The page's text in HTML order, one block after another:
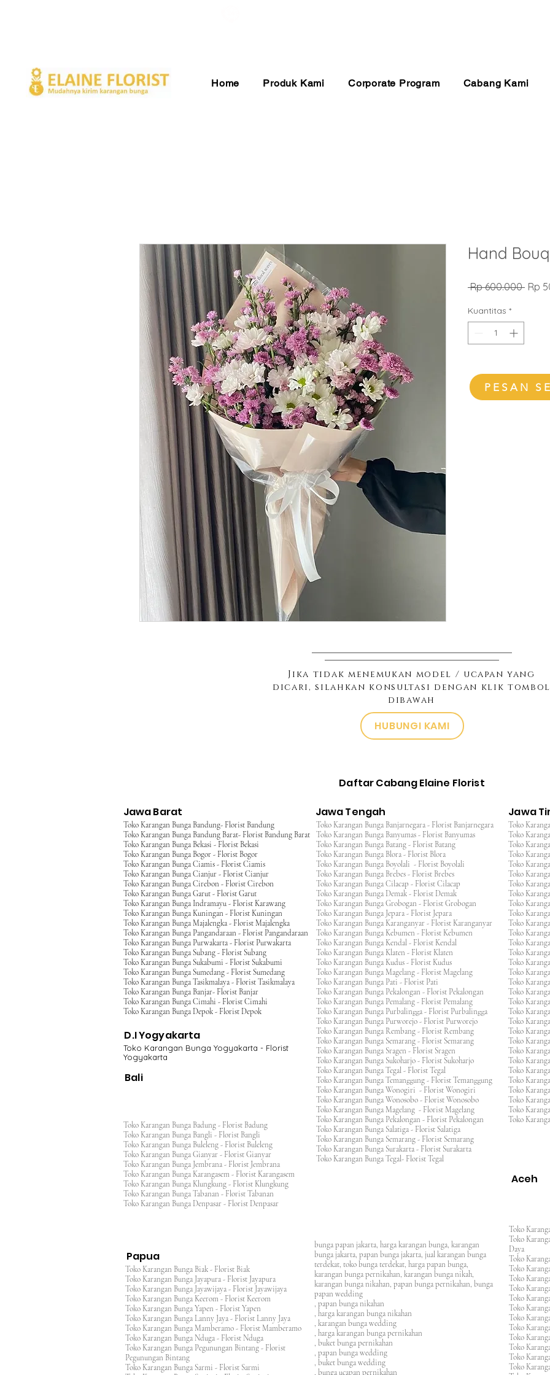
Home Produk Kami Corporate Program Cabang Kami
Hand
Rp 600.000 Rp
Kuantitas *
PESAN
Jika tidak menemukan model / ucapan yang
dicari, silahkan konsultasi dengan klik tombol
dibawah
HUBUNGI KAMI
Daftar Cabang Elaine Florist
Jawa Barat Jawa Tengah Jawa
Toko Karangan Bunga Bandung- Florist Bandung
Toko Karangan Bunga Bandung Barat- Florist Bandung Barat
Toko Karangan Bunga Bekasi - Florist Bekasi
Toko Karangan Bunga Bogor - Florist Bogor
Toko Karangan Bunga Ciamis - Florist Ciamis
Toko Karangan Bunga Cianjur - Florist Cianjur
Toko Karangan Bunga Cirebon - Florist Cirebon
Toko Karangan Bunga Garut - Florist Garut
Toko Karangan Bunga Indramayu - Florist Karawang
Toko Karangan Bunga Kuningan - Florist Kuningan
Toko Karangan Bunga Majalengka - Florist Majalengka
Toko Karangan Bunga Pangandaraan - Florist Pangandaraan
Toko Karangan Bunga Purwakarta - Florist Purwakarta
Toko Karangan Bunga Subang - Florist Subang
Toko Karangan Bunga Sukabumi - Florist Sukabumi
Toko Karangan Bunga Sumedang - Florist Sumedang
Toko Karangan Bunga Tasikmalaya - Florist Tasikmalaya
Toko Karangan Bunga Banjar- Florist Banjar
Toko Karangan Bunga Cimahi - Florist Cimahi
Toko Karangan Bunga Depok - Florist Depok
D.I Yogyakarta
Toko Karangan Bunga Yogyakarta - Florist
Yogyakarta
Bali
Toko Karangan Bunga Badung - Florist Badung
Toko Karangan Bunga Bangli - Florist Bangli
Toko Karangan Bunga Buleleng - Florist Buleleng
Toko Karangan Bunga Gianyar - Florist Gianyar
Toko Karangan Bunga Jembrana - Florist Jembrana
Toko Karangan Bunga Karangasem - Florist Karangasem
Toko Karangan Bunga Klungkung - Florist Klungkung
Toko Karangan Bunga Tabanan - Florist Tabanan
Toko Karangan Bunga Denpasar - Florist Denpasar
Toko Karangan Bunga Banjarnegara - Florist Banjarnegara
Toko Karangan Bunga Banyumas - Florist Banyumas
Toko Karangan Bunga Batang - Florist Batang
Toko Karangan Bunga Blora - Florist Blora
Toko Karangan Bunga Boyolali - Florist Boyolali
Toko Karangan Bunga Brebes - Florist Brebes
Toko Karangan Bunga Cilacap - Florist Cilacap
Toko Karangan Bunga Demak - Florist Demak
Toko Karangan Bunga Grobogan - Florist Grobogan
Toko Karangan Bunga Jepara - Florist Jepara
Toko Karangan Bunga Karanganyar - Florist Karanganyar
Toko Karangan Bunga Kebumen - Florist Kebumen
Toko Karangan Bunga Kendal - Florist Kendal
Toko Karangan Bunga Klaten - Florist Klaten
Toko Karangan Bunga Kudus - Florist Kudus
Toko Karangan Bunga Magelang - Florist Magelang
Toko Karangan Bunga Pati - Florist Pati
Toko Karangan Bunga Pekalongan - Florist Pekalongan
Toko Karangan Bunga Pemalang - Florist Pemalang
Toko Karangan Bunga Purbalingga - Florist Purbalingga
Toko Karangan Bunga Purworejo - Florist Purworejo
Toko Karangan Bunga Rembang - Florist Rembang
Toko Karangan Bunga Semarang - Florist Semarang
Toko Karangan Bunga Sragen - Florist Sragen
Toko Karangan Bunga Sukoharjo - Florist Sukoharjo
Toko Karangan Bunga Tegal - Florist Tegal
Toko Karangan Bunga Temanggung - Florist Temanggung
Toko Karangan Bunga Wonogiri - Florist Wonogiri
Toko Karangan Bunga Wonosobo - Florist Wonosobo
Toko Karangan Bunga Magelang - Florist Magelang
Toko Karangan Bunga Pekalongan - Florist Pekalongan
Toko Karangan Bunga Salatiga - Florist Salatiga
Toko Karangan Bunga Semarang - Florist Semarang
Toko Karangan Bunga Surakarta - Florist Surakarta
Toko Karangan Bunga Tegal- Florist Tegal
Toko
Toko
Toko
Toko
Toko
Toko
Toko
Toko
Toko
Toko
Toko
Toko
Toko
Toko
Toko
Toko
Toko
Toko
Toko
Toko
Toko
Toko
Toko
Toko
Toko
Toko
Toko
Toko
Toko
Toko
Toko
Aceh
Papua
Toko Karangan Bunga Biak - Florist Biak
Toko Karangan Bunga Jayapura - Florist Jayapura
Toko Karangan Bunga Jayawijaya - Florist Jayawijaya
Toko Karangan Bunga Keerom - Florist Keerom
Toko Karangan Bunga Yapen - Florist Yapen
Toko Karangan Bunga Lanny Jaya - Florist Lanny Jaya
Toko Karangan Bunga Mamberamo - Florist Mamberamo
Toko Karangan Bunga Nduga - Florist Nduga
Toko Karangan Bunga Pegunungan Bintang - Florist
Pegunungan Bintang
Toko Karangan Bunga Sarmi - Florist Sarmi
bunga papan jakarta, harga karangan bunga, karangan
bunga jakarta, papan bunga jakarta, jual karangan bunga
terdekat, toko bunga terdekat, harga papan bunga,
karangan bunga pernikahan, karangan bunga nikah,
karangan bunga nikahan, papan bunga pernikahan, bunga
papan wedding
, papan bunga nikahan
, harga karangan bunga nikahan
, karangan bunga wedding
, harga karangan bunga pernikahan
, buket bunga pernikahan
, papan bunga wedding
, buket bunga wedding
, bunga ucapan pernikahan
Toko
Toko
Daya
Toko
Toko
Toko
Toko
Toko
Toko
Toko
Toko
Toko
Toko
Toko
Toko